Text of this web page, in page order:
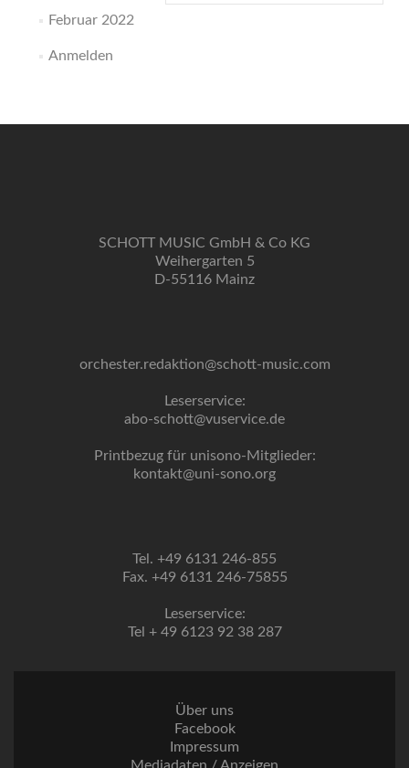
Februar 2022
Anmelden
SCHOTT MUSIC GmbH & Co KG
Weihergarten 5
D-55116 Mainz
orchester.redaktion@schott-music.com
Leserservice:
abo-schott@vuservice.de
Printbezug für unisono-Mitglieder:
kontakt@uni-sono.org
Tel. +49 6131 246-855
Fax. +49 6131 246-75855
Leserservice:
Tel + 49 6123 92 38 287
Über uns
Facebook
Impressum